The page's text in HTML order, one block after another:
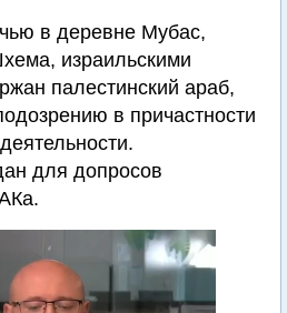
в деревне Мубас,
израильскими
палестинский араб,
в причастности
для допросов